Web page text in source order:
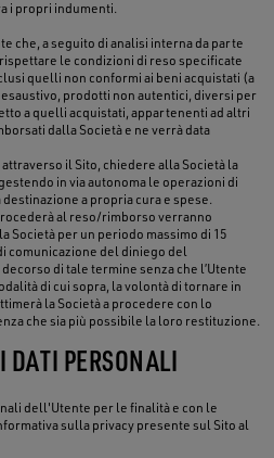
i propri indumenti.
che, a seguito di analisi interna da parte
le condizioni di reso specificate
quelli non conformi ai beni acquistati (a
prodotti non autentici, diversi per
a quelli acquistati, appartenenti ad altri
dalla Società e ne verrà data
il Sito, chiedere alla Società la
in via autonoma le operazioni di
a propria cura e spese.
al reso/rimborso verranno
Società per un periodo massimo di 15
comunicazione del diniego del
di tale termine senza che l’Utente
di cui sopra, la volontà di tornare in
la Società a procedere con lo
che sia più possibile la loro restituzione.
DATI PERSONALI
dell'Utente per le finalità e con le
sulla privacy presente sul Sito al